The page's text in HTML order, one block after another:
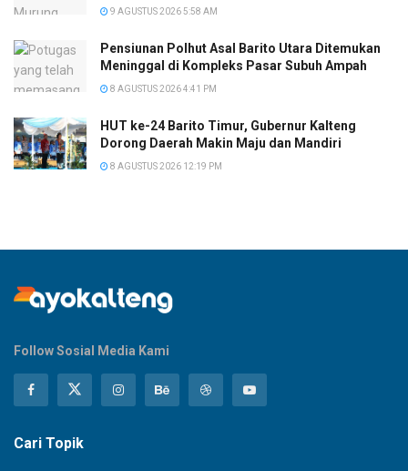
9 AGUSTUS 2026 5:58 AM
Pensiunan Polhut Asal Barito Utara Ditemukan
Meninggal di Kompleks Pasar Subuh Ampah
8 AGUSTUS 2026 4:41 PM
HUT ke-24 Barito Timur, Gubernur Kalteng
Dorong Daerah Makin Maju dan Mandiri
8 AGUSTUS 2026 12:19 PM
Follow Sosial Media Kami
Cari Topik